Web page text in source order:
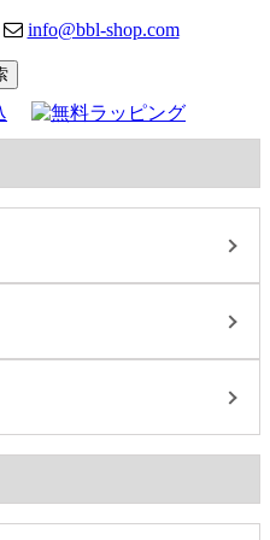
info@bbl-shop.com